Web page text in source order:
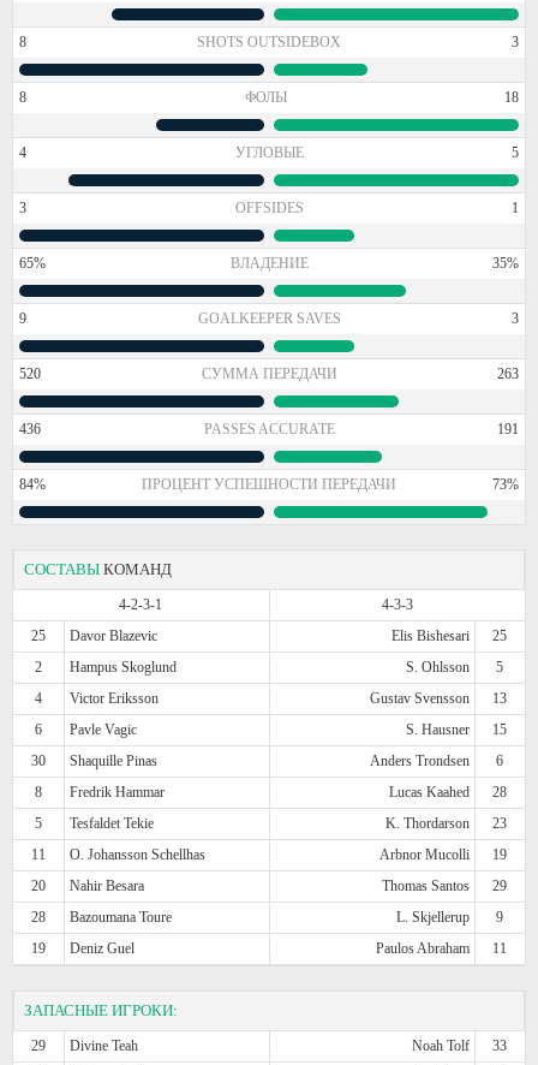
8 SHOTS OUTSIDEBOX 3
8 ФОЛЫ 18
4 УГЛОВЫЕ 5
3 OFFSIDES 1
65% ВЛАДЕНИЕ 35%
9 GOALKEEPER SAVES 3
520 СУММА ПЕРЕДАЧИ 263
436 PASSES ACCURATE 191
84% ПРОЦЕНТ УСПЕШНОСТИ ПЕРЕДАЧИ 73%
СОСТАВЫ КОМАНД
4-2-3-1
4-3-3
25
Davor Blazevic Elis Bishesari
25
2
Hampus Skoglund S. Ohlsson
5
4
Victor Eriksson Gustav Svensson
13
6
Pavle Vagic S. Hausner
15
30
Shaquille Pinas Anders Trondsen
6
8
Fredrik Hammar Lucas Kaahed
28
5
Tesfaldet Tekie K. Thordarson
23
11
O. Johansson Schellhas Arbnor Mucolli
19
20
Nahir Besara Thomas Santos
29
28
Bazoumana Toure L. Skjellerup
9
19
Deniz Guel Paulos Abraham 11
ЗАПАСНЫЕ ИГРОКИ:
29 Divine Teah Noah Tolf
33